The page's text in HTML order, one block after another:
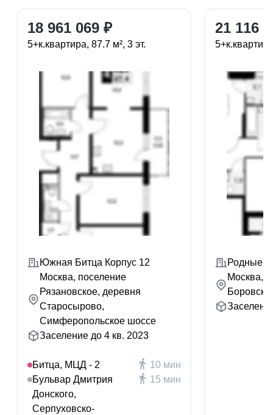
18 961 069 ₽
5+к.квартира, 87.7 м², 3 эт.
Южная Битца Корпус 12
Москва, поселение
Рязановское, деревня
Старосырово,
Симферопольское шоссе
Заселение до 4 кв. 2023
Битца, МЦД - 2
10 мин
Бульвар Дмитрия
Донского,
Серпуховско-
15 мин
21 116
Родные
Москва,